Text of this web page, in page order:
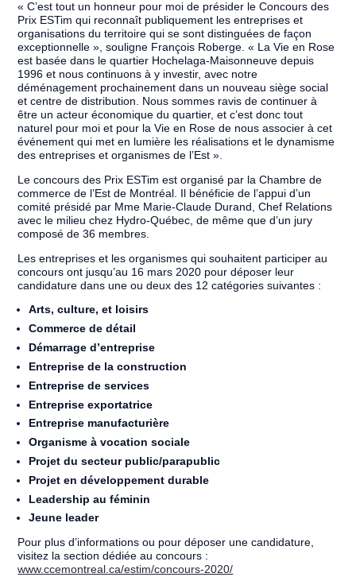
« C’est tout un honneur pour moi de présider le Concours des
Prix ESTim qui reconnaît publiquement les entreprises et
organisations du territoire qui se sont distinguées de façon
exceptionnelle », souligne François Roberge. « La Vie en Rose
est basée dans le quartier Hochelaga-Maisonneuve depuis
1996 et nous continuons à y investir, avec notre
déménagement prochainement dans un nouveau siège social
et centre de distribution. Nous sommes ravis de continuer à
être un acteur économique du quartier, et c’est donc tout
naturel pour moi et pour la Vie en Rose de nous associer à cet
événement qui met en lumière les réalisations et le dynamisme
des entreprises et organismes de l’Est ».
Le concours des Prix ESTim est organisé par la Chambre de
commerce de l’Est de Montréal. Il bénéficie de l’appui d’un
comité présidé par Mme Marie-Claude Durand, Chef Relations
avec le milieu chez Hydro-Québec, de même que d’un jury
composé de 36 membres.
Les entreprises et les organismes qui souhaitent participer au
concours ont jusqu’au 16 mars 2020 pour déposer leur
candidature dans une ou deux des 12 catégories suivantes :
Arts, culture, et loisirs
Commerce de détail
Démarrage d’entreprise
Entreprise de la construction
Entreprise de services
Entreprise exportatrice
Entreprise manufacturière
Organisme à vocation sociale
Projet du secteur public/parapublic
Projet en développement durable
Leadership au féminin
Jeune leader
Pour plus d’informations ou pour déposer une candidature,
visitez la section dédiée au concours :
www.ccemontreal.ca/estim/concours-2020/